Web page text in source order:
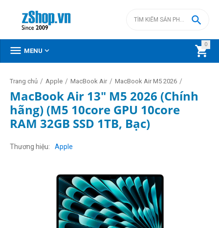
0


 MENU 
Trang chủ / Apple / MacBook Air / MacBook Air M5 2026 /
MacBook Air 13" M5 2026 (Chính
hãng) (M5 10core GPU 10core
RAM 32GB SSD 1TB, Bạc)
Thương hiệu Apple